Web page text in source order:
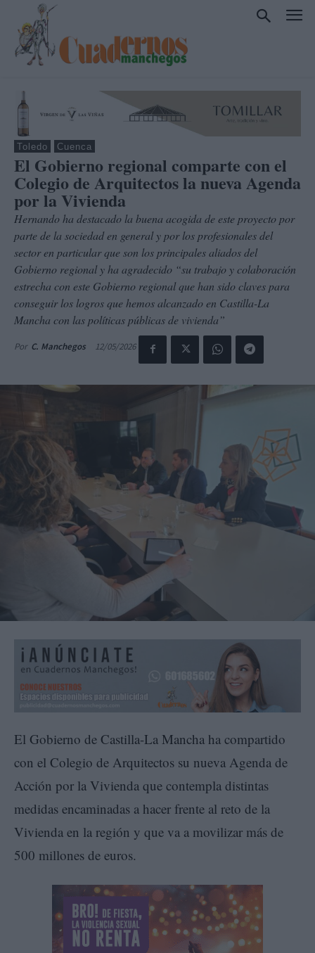
Toledo Cuenca
El Gobierno regional comparte con el
Colegio de Arquitectos la nueva Agenda
por la Vivienda
Hernando ha destacado la buena acogida de este proyecto por
parte de la sociedad en general y por los profesionales del
sector en particular que son los principales aliados del
Gobierno regional y ha agradecido “su trabajo y colaboración
estrecha con este Gobierno regional que han sido claves para
conseguir los logros que hemos alcanzado en Castilla-La
Mancha con las políticas públicas de vivienda”
Por C. Manchegos 12/05/2026
El Gobierno de Castilla-La Mancha ha compartido
con el Colegio de Arquitectos su nueva Agenda de
Acción por la Vivienda que contempla distintas
medidas encaminadas a hacer frente al reto de la
Vivienda en la región y que va a movilizar más de
500 millones de euros.